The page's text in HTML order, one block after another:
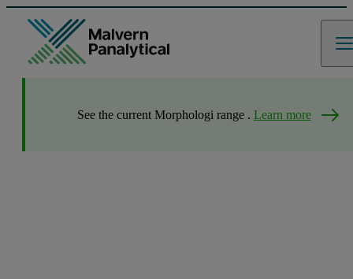
See the current Morphologi range . Learn more